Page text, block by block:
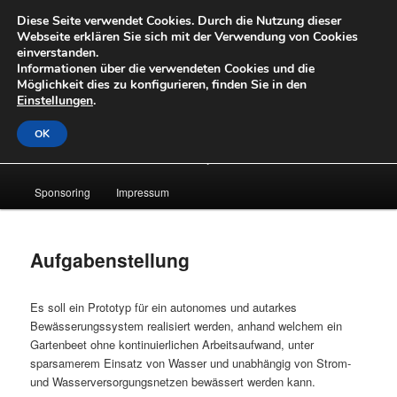
primären
Inhalt
springenOpenLabs
Hauptmenü
Sponsoring Impressum
Aufgabenstellung
Es soll ein Prototyp für ein autonomes und autarkes
Bewässerungssystem realisiert werden, anhand welchem ein
Gartenbeet ohne kontinuierlichen Arbeitsaufwand, unter
sparsamerem Einsatz von Wasser und unabhängig von Strom-
und Wasserversorgungsnetzen bewässert werden kann.
Diese Seite verwendet Cookies. Durch die Nutzung dieser
Webseite erklären Sie sich mit der Verwendung von Cookies
einverstanden.
Informationen über die verwendeten Cookies und die
Möglichkeit dies zu konfigurieren, finden Sie in den
Einstellungen.
OK